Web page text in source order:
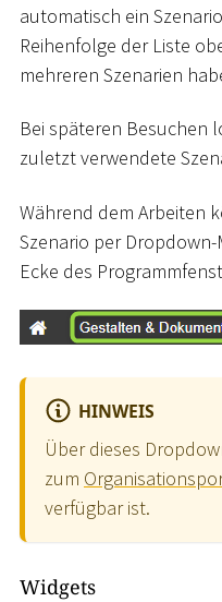
automatisch ein
Reihenfolge der Liste
mehreren Szenarien
Bei späteren Besuchen
zuletzt verwendete
Während dem Arbeiten
Szenario per
Ecke des
HINWEIS
Über dieses
zum
verfügbar ist.
Widgets